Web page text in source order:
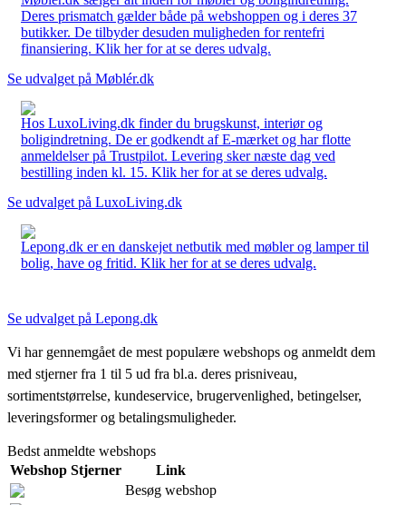
Deres prismatch gælder både på webshoppen og i deres 37
butikker. De tilbyder desuden muligheden for rentefri
finansiering. Klik her for at se deres udvalg.
Se udvalget på Møblér.dk
Hos LuxoLiving.dk finder du brugskunst, interiør og
boligindretning. De er godkendt af E-mærket og har flotte
anmeldelser på Trustpilot. Levering sker næste dag ved
bestilling inden kl. 15. Klik her for at se deres udvalg.
Se udvalget på LuxoLiving.dk
Lepong.dk er en danskejet netbutik med møbler og lamper til
bolig, have og fritid. Klik her for at se deres udvalg.
Se udvalget på Lepong.dk
Vi har gennemgået de mest populære webshops og anmeldt dem
med stjerner fra 1 til 5 ud fra bl.a. deres prisniveau,
sortimentstørrelse, kundeservice, brugervenlighed, betingelser,
leveringsformer og betalingsmuligheder.
Bedst anmeldte webshops
Webshop Stjerner
Link
Besøg webshop